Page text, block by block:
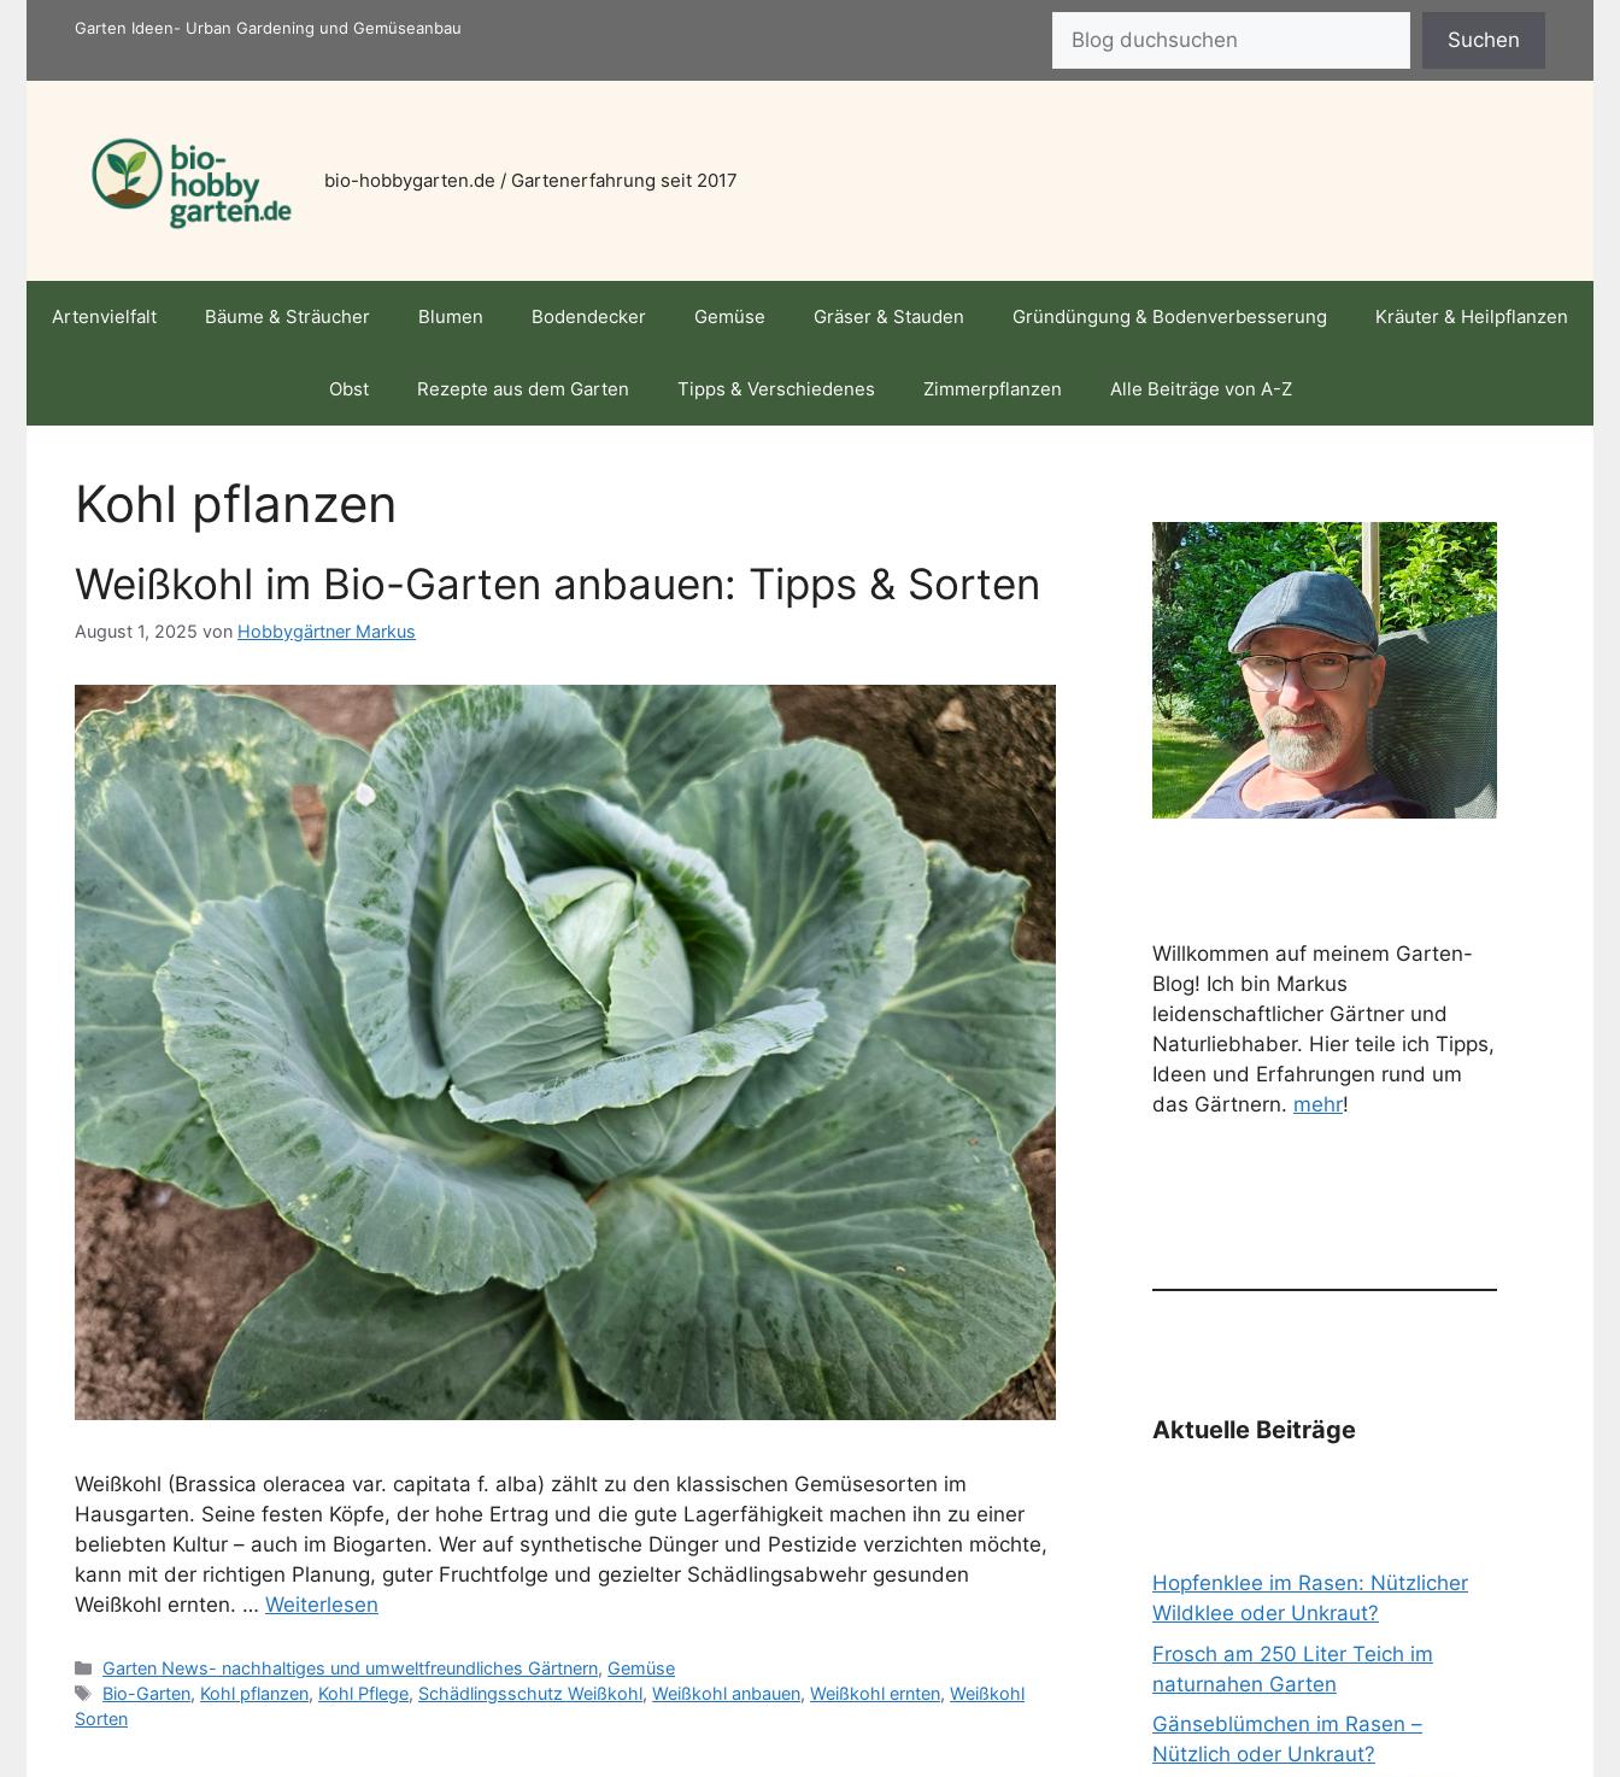
Garten Ideen- Urban Gardening und Gemüseanbau Suchen
bio-hobbygarten.de / Gartenerfahrung seit 2017
Artenvielfalt Bäume & Sträucher Blumen Bodendecker Gemüse Gräser & Stauden Gründüngung & Bodenverbesserung Kräuter & Heilpflanzen
Obst Rezepte aus dem Garten Tipps & Verschiedenes Zimmerpflanzen Alle Beiträge von A-Z
Kohl pflanzen
Weißkohl im Bio-Garten anbauen: Tipps & Sorten
August 1, 2025 von Hobbygärtner Markus
Weißkohl (Brassica oleracea var. capitata f. alba) zählt zu den klassischen Gemüsesorten im
Hausgarten. Seine festen Köpfe, der hohe Ertrag und die gute Lagerfähigkeit machen ihn zu einer
beliebten Kultur – auch im Biogarten. Wer auf synthetische Dünger und Pestizide verzichten möchte,
kann mit der richtigen Planung, guter Fruchtfolge und gezielter Schädlingsabwehr gesunden
Weißkohl ernten. … Weiterlesen
Kategorien
Garten News- nachhaltiges und umweltfreundliches Gärtnern, Gemüse
Schlagwörter
Bio-Garten, Kohl pflanzen, Kohl Pflege, Schädlingsschutz Weißkohl,Weißkohl anbauen,Weißkohl ernten,Weißkohl
Sorten
Willkommen auf meinem Garten-
Blog! Ich bin Markus
leidenschaftlicher Gärtner und
Naturliebhaber. Hier teile ich Tipps,
Ideen und Erfahrungen rund um
das Gärtnern. mehr!
Aktuelle Beiträge
Hopfenklee im Rasen: Nützlicher
Wildklee oder Unkraut?
Frosch am 250 Liter Teich im
naturnahen Garten
Gänseblümchen im Rasen –
Nützlich oder Unkraut?